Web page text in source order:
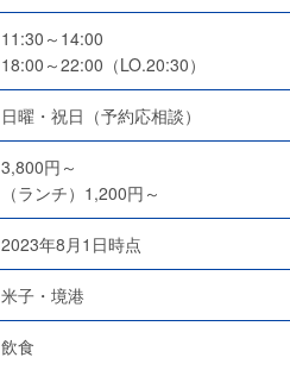
11:30～14:00
18:00～22:00（LO.20:30）
日曜・祝日（予約応相談）
3,800円～
（ランチ）1,200円～
2023年8月1日時点
米子・境港
飲食